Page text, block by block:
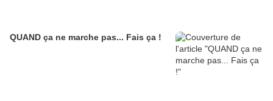
QUAND ça ne marche pas... Fais ça !